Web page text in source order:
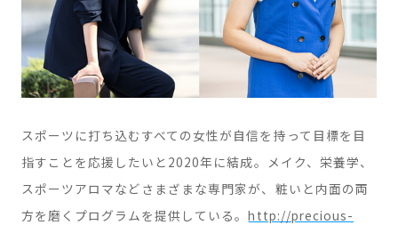
スポーツに打ち込むすべての女性が自信を持って目標を目
指すことを応援したいと2020年に結成。メイク、栄養学、
スポーツアロマなどさまざまな専門家が、粧いと内面の両
方を磨くプログラムを提供している。http://precious-